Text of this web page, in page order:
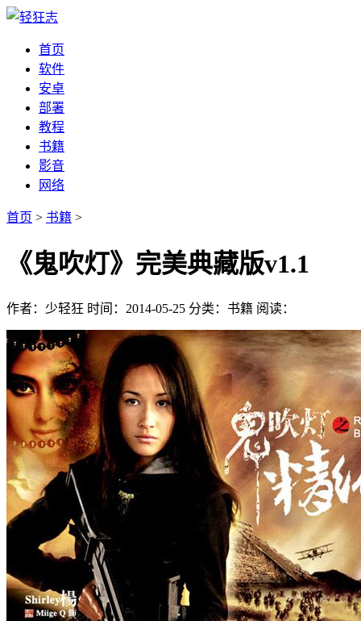
首页
软件
安卓
部署
教程
书籍
影音
网络
首页 > 书籍 >
《鬼吹灯》完美典藏版v1.1
作者：少轻狂 时间：2014-05-25 分类：书籍 阅读：